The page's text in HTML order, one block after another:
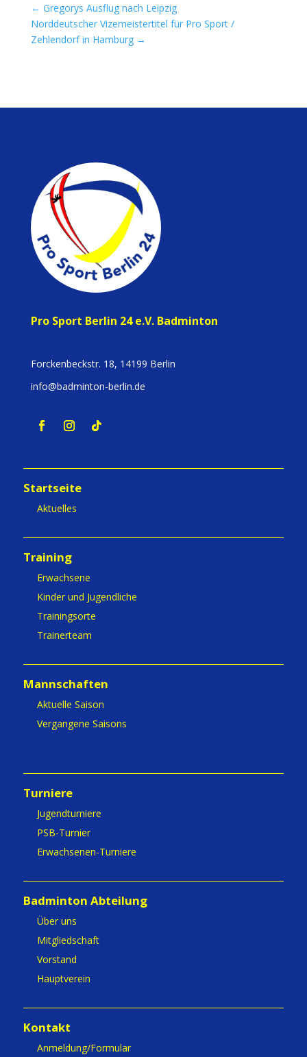
← Gregorys Ausflug nach Leipzig
Norddeutscher Vizemeistertitel für Pro Sport /
Zehlendorf in Hamburg→
Pro Sport Berlin 24 e.V. Badminton
Forckenbeckstr. 18, 14199 Berlin
info@badminton-berlin.de
Startseite
Aktuelles
Training
Erwachsene
Kinder und Jugendliche
Trainingsorte
Trainerteam
Mannschaften
Aktuelle Saison
Vergangene Saisons
Turniere
Jugendturniere
PSB-Turnier
Erwachsenen-Turniere
Badminton Abteilung
Über uns
Mitgliedschaft
Vorstand
Hauptverein
Kontakt
Anmeldung/Formular